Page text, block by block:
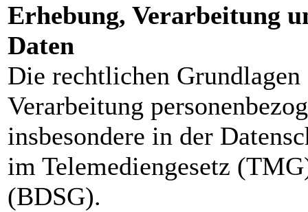
Erhebung, Verarbeitung
Daten
Die rechtlichen
Verarbeitung
insbesondere in der
im Telemediengesetz
(BDSG).